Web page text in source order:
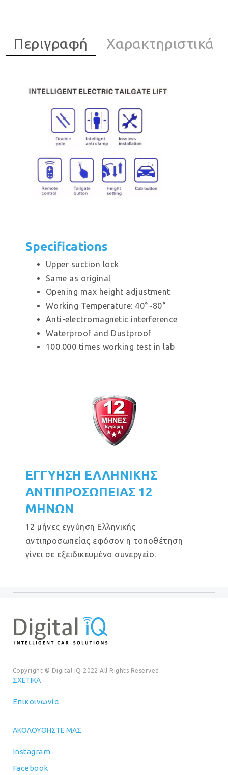
Περιγραφή Χαρακτηριστικά
Specifications
Upper suction lock
Same as original
Opening max height adjustment
Working Temperature: 40°~80°
Anti-electromagnetic interference
Waterproof and Dustproof
100.000 times working test in lab
ΕΓΓΥΗΣΗ ΕΛΛΗΝΙΚΗΣ
ΑΝΤΙΠΡΟΣΩΠΕΙΑΣ 12
ΜΗΝΩΝ
12 μήνες εγγύηση Ελληνικής
αντιπροσωπείας εφόσον η τοποθέτηση
γίνει σε εξειδικευμένο συνεργείο.
Copyright © Digital iQ 2022 All Rights Reserved.
ΣΧΕΤΙΚΆ
Επικοινωνία
ΑΚΟΛΟΥΘΉΣΤΕ ΜΑΣ
Instagram
Facebook